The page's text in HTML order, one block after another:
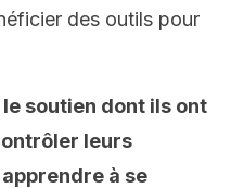
des outils pour
le soutien dont ils ont
leurs
à se